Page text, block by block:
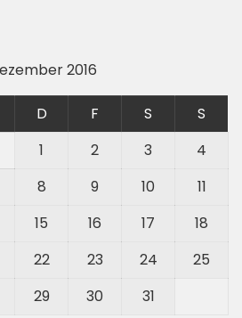
2016
D F S
S
1
2 3
4
8 9 10
11
15 16 17
18
22 23 24
25
29 30 31